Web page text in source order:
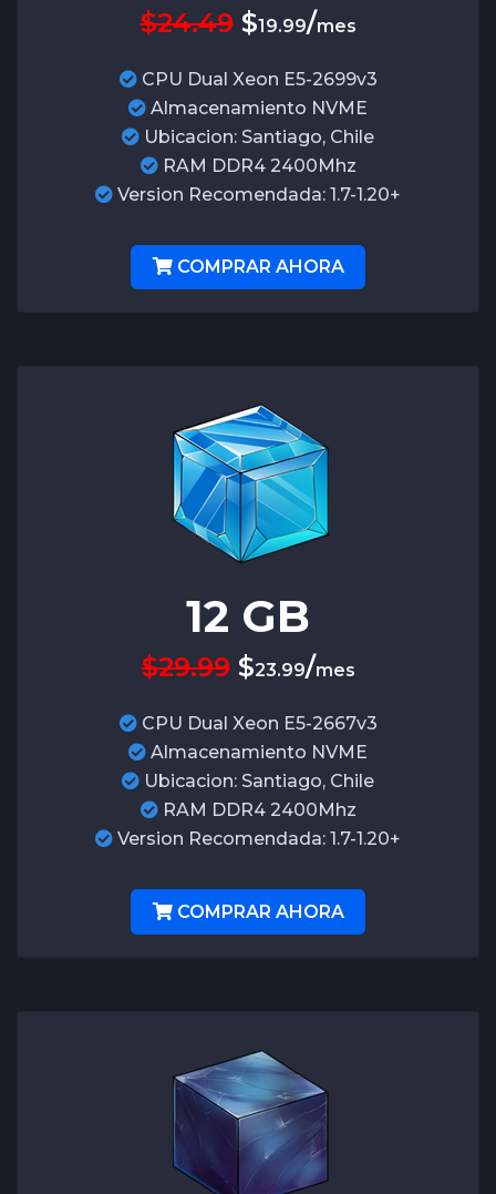
$24.49$19.99/mes
CPU Dual Xeon E5-2699v3
Almacenamiento NVME
Ubicacion: Santiago, Chile
RAM DDR4 2400Mhz
Version Recomendada: 1.7-1.20+
COMPRAR AHORA
12 GB
$29.99$23.99/mes
CPU Dual Xeon E5-2667v3
Almacenamiento NVME
Ubicacion: Santiago, Chile
RAM DDR4 2400Mhz
Version Recomendada: 1.7-1.20+
COMPRAR AHORA